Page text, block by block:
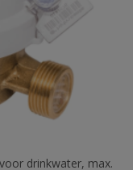
drinkwater, max.